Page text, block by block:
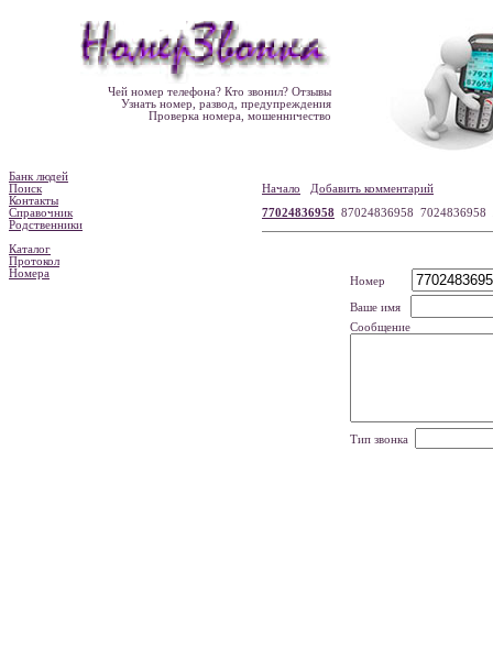
Чей номер телефона? Кто звонил? Отзывы
Узнать номер, развод, предупреждения
Проверка номера, мошенничество
Банк людей
Поиск
Контакты
Справочник
Родственники
Каталог
Протокол
Номера
Начало
Добавить комментарий
77024836958 87024836958 7024836958
Номер
Ваше имя
Сообщение
Тип звонка